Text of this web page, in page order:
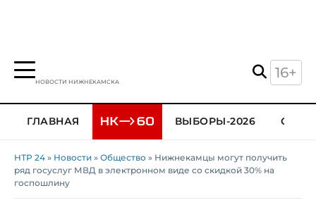
НОВОСТИ НИЖНЕКАМСКА
16+
ГЛАВНАЯ ВЫБОРЫ-2026
НТР 24 » Новости » Общество » Нижнекамцы могут получить
ряд госуслуг МВД в электронном виде со скидкой 30% на
госпошлину